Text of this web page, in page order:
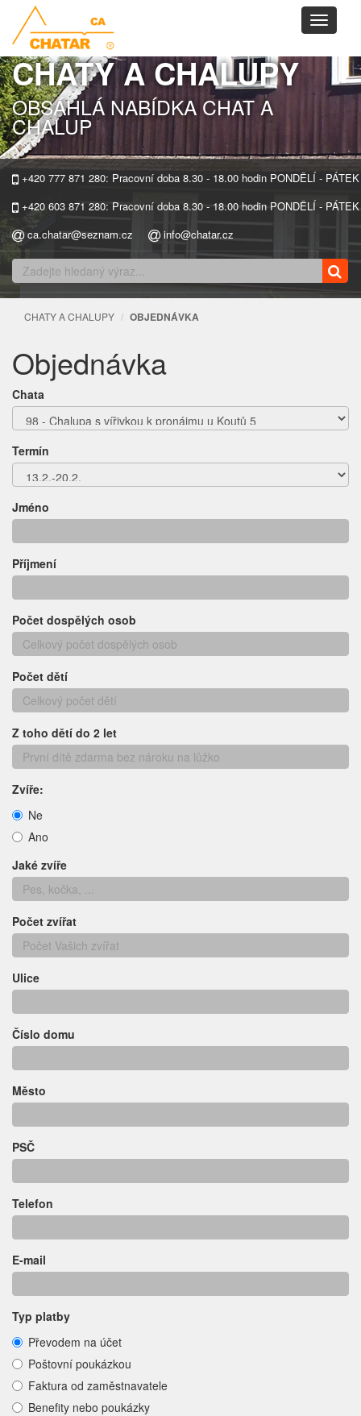
Toggle
CHATY A CHALUPY
OBSÁHLÁ NABÍDKA CHAT A
CHALUP
+420 777 871 280: Pracovní doba 8.30 - 18.00 hodin PONDĚLÍ - PÁTEK
+420 603 871 280: Pracovní doba 8.30 - 18.00 hodin PONDĚLÍ - PÁTEK
ca.chatar@seznam.cz
info@chatar.cz
CHATY A CHALUPY OBJEDNÁVKA
Objednávka
Chata
Termín
Jméno
Příjmení
Počet dospělých osob
Počet dětí
Z toho dětí do 2 let
Zvíře:
Ne
Ano
Jaké zvíře
Počet zvířat
Ulice
Číslo domu
Město
PSČ
Telefon
E-mail
Typ platby
Převodem na účet
Poštovní poukázkou
Faktura od zaměstnavatele
Benefity nebo poukázky